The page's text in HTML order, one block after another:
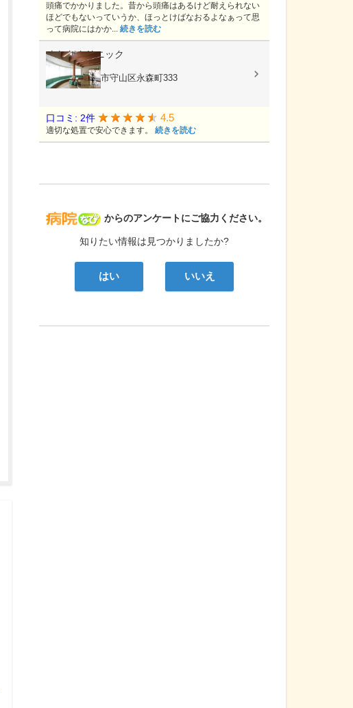
病院なび
からのアンケートにご協力ください。
知りたい情報は見つかりましたか?
はい いいえ
頭痛でかかりました。昔から頭痛はあるけど耐えられない
ほどでもないっていうか、ほっとけばなおるよなぁって思
って病院にはかか... 続きを読む
よしだクリニック
眼科
愛知県名古屋市守山区永森町333
口コミ: 2件 4.5
適切な処置で安心できます。 続きを読む